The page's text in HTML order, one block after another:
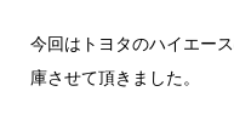
今回はトヨタのハイエー
庫させて頂きました。